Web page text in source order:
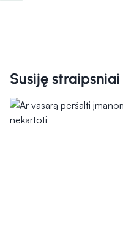
Susiję straipsniai